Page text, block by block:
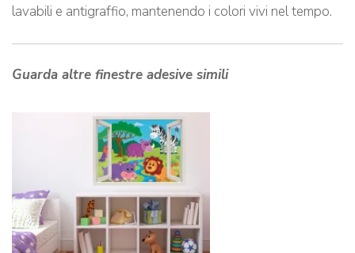
lavabili e antigraffio, mantenendo i colori vivi nel tempo.
Guarda altre finestre adesive simili